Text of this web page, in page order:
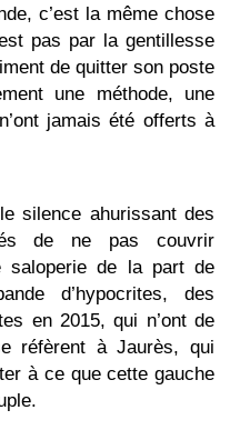
c’est la même chose
pas par la gentillesse
de quitter son poste
une méthode, une
jamais été offerts à
silence ahurissant des
de ne pas couvrir
saloperie de la part de
d’hypocrites, des
en 2015, qui n’ont de
réfèrent à Jaurès, qui
à ce que cette gauche